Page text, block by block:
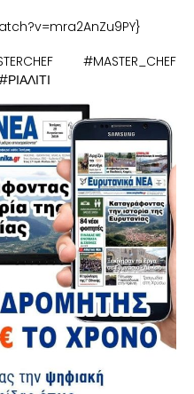
#MASTER_CHEF